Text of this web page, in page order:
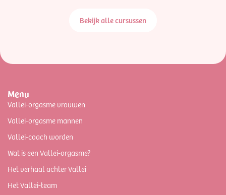
Bekijk alle cursussen
Menu
Vallei-orgasme vrouwen
Vallei-orgasme mannen
Vallei-coach worden
Wat is een Vallei-orgasme?
Het verhaal achter Vallei
Het Vallei-team